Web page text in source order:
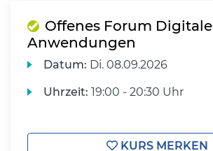
Offenes Forum Digitale
Anwendungen
Datum: Di. 08.09.2026
Uhrzeit: 19:00 - 20:30 Uhr
KURS MERKEN